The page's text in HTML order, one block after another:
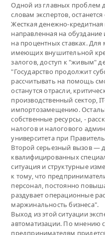
Одной из главных проблем
словам экспертов,
Жесткая денежно-
направленная на
на процентных ставках.
имеющих внушительной
залогов, доступ к "живым"
"Государство продолжит
рассчитывать на помощь
останутся отрасли,
производственный сектор,
импортозамещению.
собственные ресурсы, -
налогов и налогового
университета при
Второй серьезный вызов —
квалифицированных
ситуация и структурные
к тому, что
персонал, постоянно
раздувает операционные
маржинальность бизнеса".
Выход из этой ситуации
автоматизации. По мнению
предпринимателям